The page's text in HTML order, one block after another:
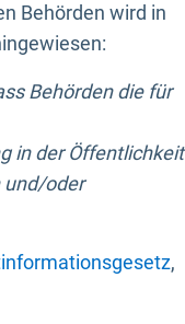
Behörden wird in
Behörden die für
in der Öffentlichkeit
und/oder
,